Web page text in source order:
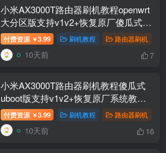
小米AX3000T路由器刷机教程openwrt
大分区版支持v1v2+恢复原厂傻瓜式
RD03/RD23
付费资源 ￥3.99 刷机教程 路由器刷机
10天前 7
小米AX3000T路由器刷机教程傻瓜式
uboot版支持v1v2+恢复原厂系统教程
RD03 RD23
付费资源 ￥3.99 刷机教程 路由器刷机
10天前 16